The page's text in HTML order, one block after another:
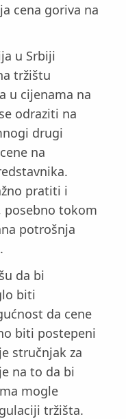
cena goriva na
u Srbiji
tržištu
u cijenama na
odraziti na
drugi
na
pratiti i
posebno tokom
potrošnja
da bi
biti
da cene
biti postepeni
stručnjak za
na to da bi
mogle
tržišta.